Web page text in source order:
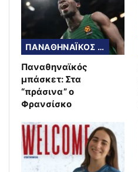
ΠΑΝΑΘΗΝΑΪΚΟΣ ΜΠΑΣΚΕΤ
Παναθηναϊκός
μπάσκετ: Στα
“πράσινα” ο
Φρανσίσκο